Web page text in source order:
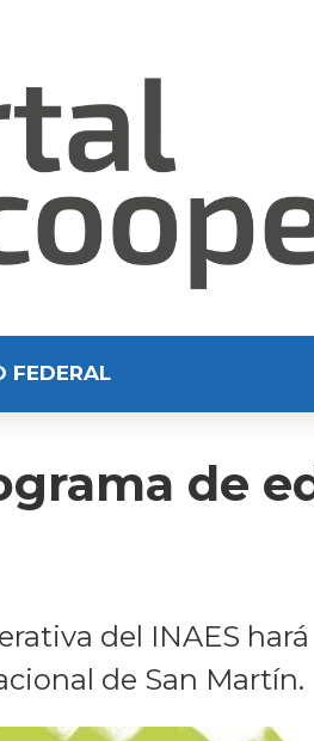
FEDERAL
de
del INAES
de San Martín.